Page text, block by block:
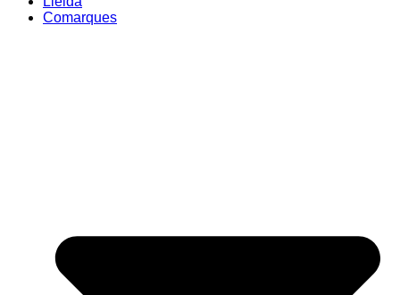
Comarques